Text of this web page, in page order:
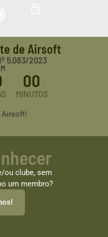
de Airsoft
5.083/2023
00
MINUTOS
Airsoft!
ou clube, sem
um membro?